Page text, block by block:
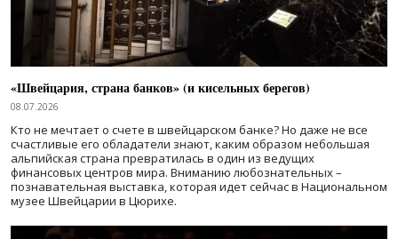
«Швейцария, страна банков» (и кисельных берегов)
08.07.2026
Кто не мечтает о счете в швейцарском банке? Но даже не все
счастливые его обладатели знают, каким образом небольшая
альпийская страна превратилась в один из ведущих
финансовых центров мира. Вниманию любознательных –
познавательная выставка, которая идет сейчас в Национальном
музее Швейцарии в Цюрихе.